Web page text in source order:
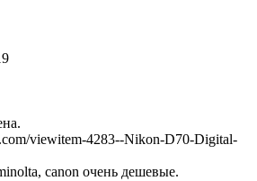
viewitem-4283--Nikon-D70-Digital-
canon очень дешевые.